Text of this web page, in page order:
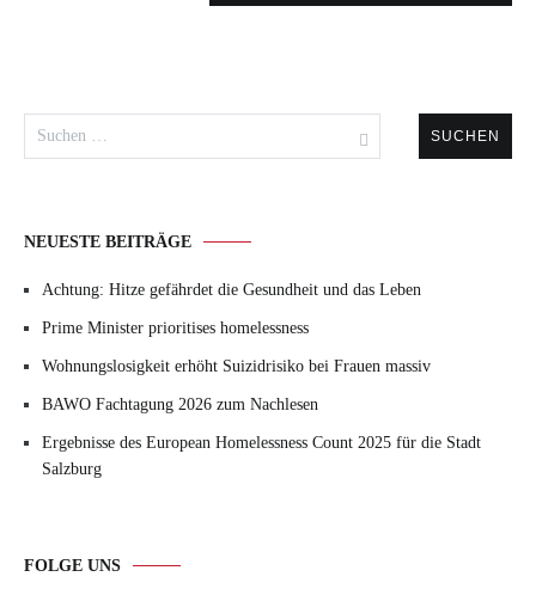
nach:
NEUESTE BEITRÄGE
Achtung: Hitze gefährdet die Gesundheit und das Leben
Prime Minister prioritises homelessness
Wohnungslosigkeit erhöht Suizidrisiko bei Frauen massiv
BAWO Fachtagung 2026 zum Nachlesen
Ergebnisse des European Homelessness Count 2025 für die Stadt
Salzburg
FOLGE UNS